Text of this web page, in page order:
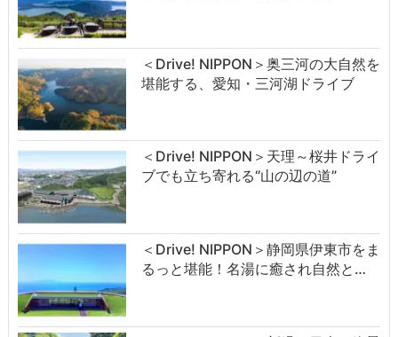
＜Drive! NIPPON＞奥三河の大自然を
堪能する、愛知・三河湖ドライブ
＜Drive! NIPPON＞天理～桜井ドライ
ブでも立ち寄れる“山の辺の道”
＜Drive! NIPPON＞静岡県伊東市をま
るっと堪能！名湯に癒され自然と…